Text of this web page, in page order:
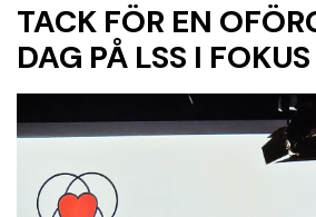
TACK FÖR EN
DAG PÅ LSS I